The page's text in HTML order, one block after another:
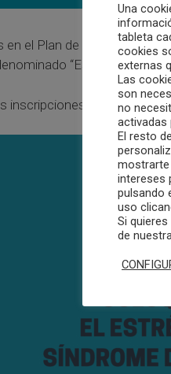
el Plan de Formación
“Estrés en
inscripciones hay que
Una
tableta
cookies
externas
Las
son
no
activadas
El resto
mostrarte
intereses
pulsando
uso
Si
de